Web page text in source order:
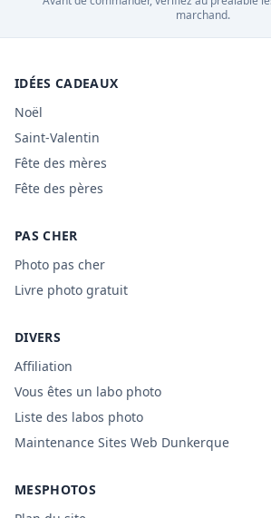
marchand.
IDÉES CADEAUX
Noël
Saint-Valentin
Fête des mères
Fête des pères
PAS CHER
Photo pas cher
Livre photo gratuit
DIVERS
Affiliation
Vous êtes un labo photo
Liste des labos photo
Maintenance Sites Web Dunkerque
MESPHOTOS